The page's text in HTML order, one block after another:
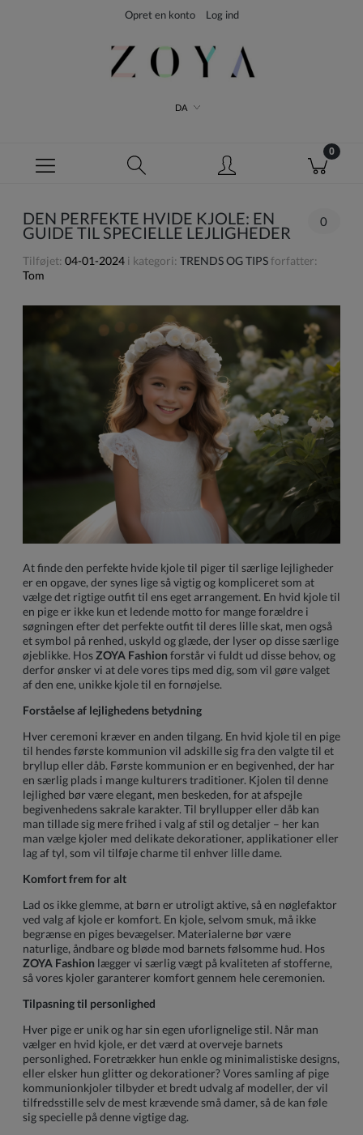
Opret en konto Log ind
DA
DEN PERFEKTE HVIDE KJOLE: EN
GUIDE TIL SPECIELLE LEJLIGHEDER
0
Tilføjet: 04-01-2024 i kategori: TRENDS OG TIPSforfatter:
Tom
At finde den perfekte hvide kjole til piger til særlige lejligheder
er en opgave, der synes lige så vigtig og kompliceret som at
vælge det rigtige outfit til ens eget arrangement. En hvid kjole til
en pige er ikke kun et ledende motto for mange forældre i
søgningen efter det perfekte outfit til deres lille skat, men også
et symbol på renhed, uskyld og glæde, der lyser op disse særlige
øjeblikke. HosZOYA Fashion forstår vi fuldt ud disse behov, og
derfor ønsker vi at dele vores tips med dig, som vil gøre valget
af den ene, unikke kjole til en fornøjelse.
Forståelse af lejlighedens betydning
Hver ceremoni kræver en anden tilgang. En hvid kjole til en pige
til hendes første kommunion vil adskille sig fra den valgte til et
bryllup eller dåb. Første kommunion er en begivenhed, der har
en særlig plads i mange kulturers traditioner. Kjolen til denne
lejlighed bør være elegant, men beskeden, for at afspejle
begivenhedens sakrale karakter. Til bryllupper eller dåb kan
man tillade sig mere frihed i valg af stil og detaljer – her kan
man vælge kjoler med delikate dekorationer, applikationer eller
lag af tyl, som vil tilføje charme til enhver lille dame.
Komfort frem for alt
Lad os ikke glemme, at børn er utroligt aktive, så en nøglefaktor
ved valg af kjole er komfort. En kjole, selvom smuk, må ikke
begrænse en piges bevægelser. Materialerne bør være
naturlige, åndbare og bløde mod barnets følsomme hud. Hos
ZOYA Fashion lægger vi særlig vægt på kvaliteten af stofferne,
så vores kjoler garanterer komfort gennem hele ceremonien.
Tilpasning til personlighed
Hver pige er unik og har sin egen uforlignelige stil. Når man
vælger en hvid kjole, er det værd at overveje barnets
personlighed. Foretrækker hun enkle og minimalistiske designs,
eller elsker hun glitter og dekorationer? Vores samling af pige
kommunionkjoler tilbyder et bredt udvalg af modeller, der vil
tilfredsstille selv de mest krævende små damer, så de kan føle
sig specielle på denne vigtige dag.